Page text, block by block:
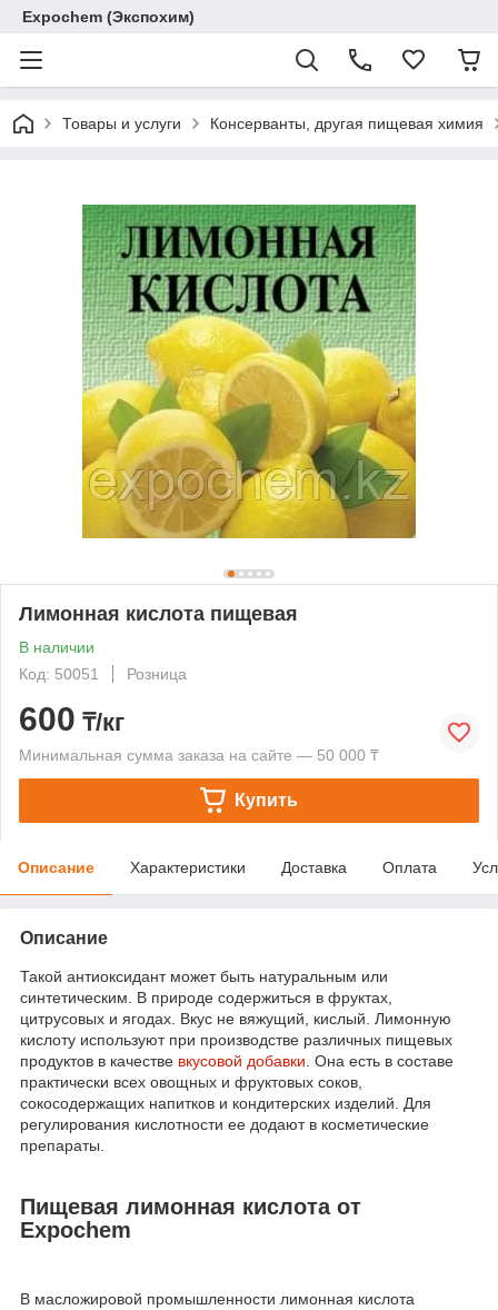
Expochem (Экспохим)
Товары и услуги Консерванты, другая пищевая химия
Лимонная кислота пищевая
В наличии
Код: 50051
Розница
600 ₸/кг
Минимальная сумма заказа на сайте — 50 000 ₸
Купить
Описание Характеристики Доставка Оплата
Описание
Такой антиоксидант может быть натуральным или
синтетическим. В природе содержиться в фруктах,
цитрусовых и ягодах. Вкус не вяжущий, кислый. Лимонную
кислоту используют при производстве различных пищевых
продуктов в качестве вкусовой добавки . Она есть в составе
практически всех овощных и фруктовых соков,
сокосодержащих напитков и кондитерских изделий. Для
регулирования кислотности ее додают в косметические
препараты.
Пищевая лимонная кислота от
Expochem
В масложировой промышленности лимонная кислота